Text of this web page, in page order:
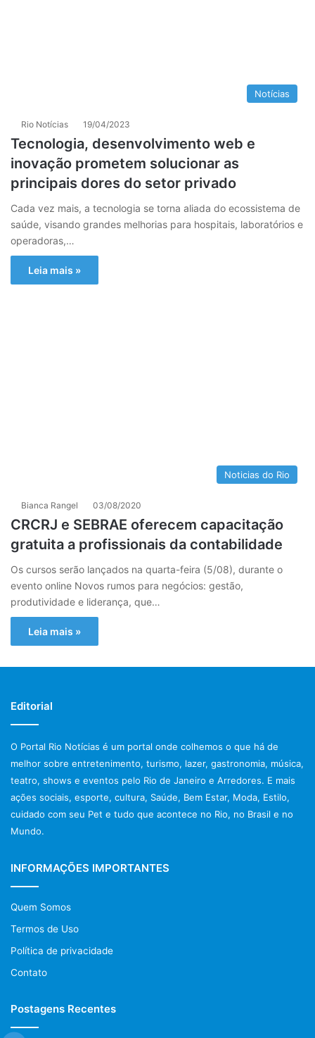
Notícias
Rio Notícias 19/04/2023
Tecnologia, desenvolvimento web e
inovação prometem solucionar as
principais dores do setor privado
Cada vez mais, a tecnologia se torna aliada do ecossistema de
saúde, visando grandes melhorias para hospitais, laboratórios e
operadoras,…
Leia mais »
Noticias do Rio
Bianca Rangel 03/08/2020
CRCRJ e SEBRAE oferecem capacitação
gratuita a profissionais da contabilidade
Os cursos serão lançados na quarta-feira (5/08), durante o
evento online Novos rumos para negócios: gestão,
produtividade e liderança, que…
Leia mais »
Editorial
O Portal Rio Notícias é um portal onde colhemos o que há de
melhor sobre entretenimento, turismo, lazer, gastronomia, música,
teatro, shows e eventos pelo Rio de Janeiro e Arredores. E mais
ações sociais, esporte, cultura, Saúde, Bem Estar, Moda, Estilo,
cuidado com seu Pet e tudo que acontece no Rio, no Brasil e no
Mundo.
INFORMAÇÕES IMPORTANTES
Quem Somos
Termos de Uso
Política de privacidade
Contato
Postagens Recentes